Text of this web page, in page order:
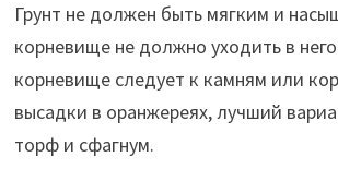
Грунт не должен быть мягким и
корневище не должно уходить в
корневище следует к камням или
высадки в оранжереях, лучший
торф и сфагнум.